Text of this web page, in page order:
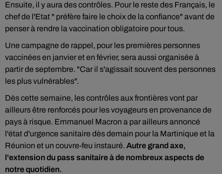
Ensuite, il y aura des contrôles. Pour le reste des Français, le
chef de l'Etat " préfère faire le choix de la confiance" avant de
penser à rendre la vaccination obligatoire pour tous.
Une campagne de rappel, pour les premières personnes
vaccinées en janvier et en février, sera aussi organisée à
partir de septembre. "Car il s'agissait souvent des personnes
les plus vulnérables".
Dès cette semaine, les contrôles aux frontières vont par
ailleurs être renforcés pour les voyageurs en provenance de
pays à risque. Emmanuel Macron a par ailleurs annoncé
l'état d'urgence sanitaire dès demain pour la Martinique et la
Réunion et un couvre-feu instauré. Autre grand axe,
l'extension du pass sanitaire à de nombreux aspects de
notre quotidien.